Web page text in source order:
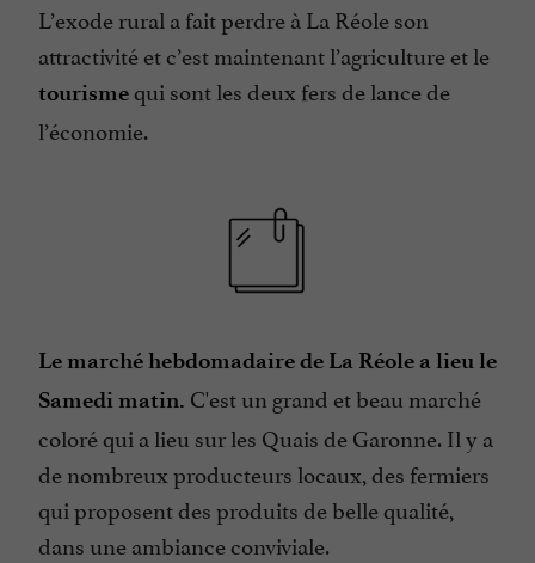
L’exode rural a fait perdre à La Réole son
attractivité et c’est maintenant l’agriculture et le
tourismequi sont les deux fers de lance de
l’économie.
Le marché hebdomadaire de La Réole a lieu le
Samedi matin. C'est un grand et beau marché
coloré qui a lieu sur les Quais de Garonne. Il y a
de nombreux producteurs locaux, des fermiers
qui proposent des produits de belle qualité,
dans une ambiance conviviale.